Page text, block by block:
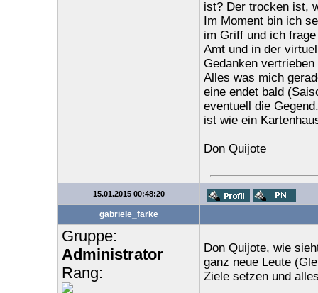
ist? Der trocken ist,
Im Moment bin ich
im Griff und ich
Amt und in der
Gedanken
Alles was mich
eine endet bald
eventuell die
ist wie ein
Don Quijote
15.01.2015 00:48:20
gabriele_farke
Gruppe:
Administrator
Rang:
Don Quijote, wie
ganz neue Leute
Ziele setzen und